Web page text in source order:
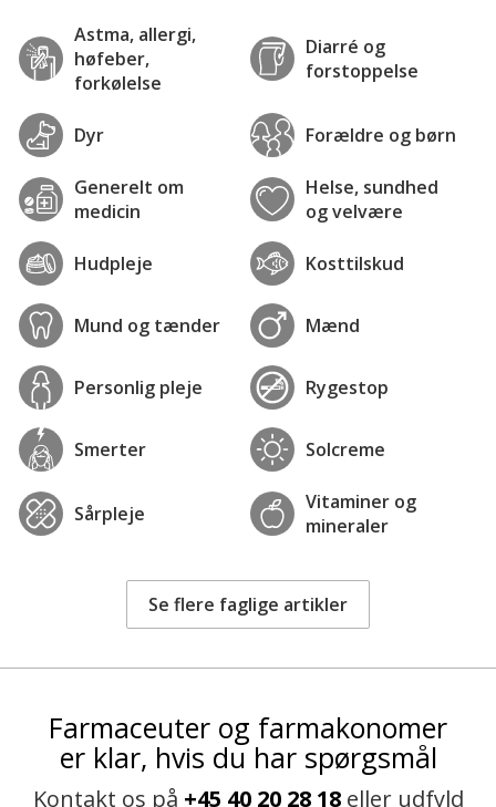
Astma, allergi,
høfeber,
forkølelse
Diarré og
forstoppelse
Dyr Forældre og børn
Generelt om
medicin
Helse, sundhed
og velvære
Hudpleje Kosttilskud
Mund og tænder Mænd
Personlig pleje Rygestop
Smerter Solcreme
Sårpleje
Vitaminer og
mineraler
Se flere faglige artikler
Farmaceuter og farmakonomer
er klar, hvis du har spørgsmål
Kontakt os på +45 40 20 28 18eller udfyld